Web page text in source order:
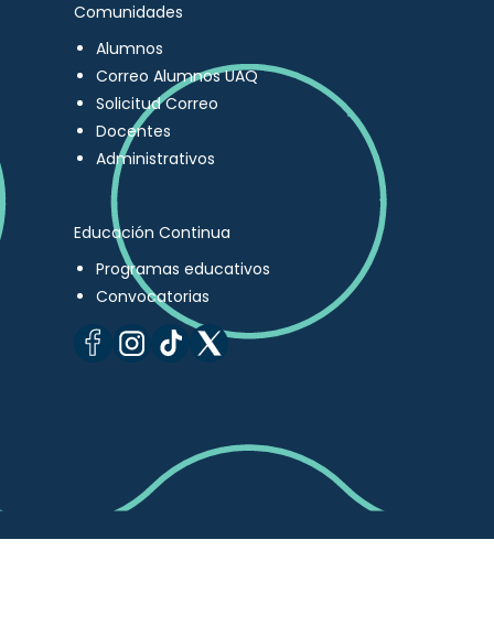
Comunidades
Alumnos
Correo Alumnos UAQ
Solicitud Correo
Docentes
Administrativos
Educación Continua
Programas educativos
Convocatorias